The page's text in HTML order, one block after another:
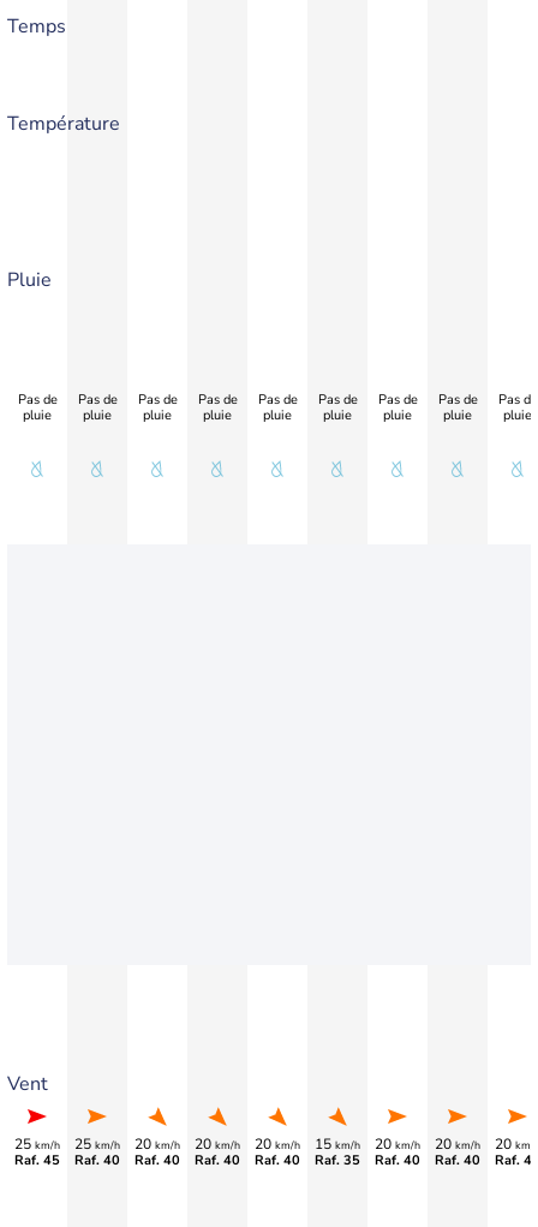
Temps
Température
Pluie
Vent
Pas de
pluie
25 km/h
Raf. 45
Pas de
pluie
25 km/h
Raf. 40
Pas de
pluie
20 km/h
Raf. 40
Pas de
pluie
20 km/h
Raf. 40
Pas de
pluie
20 km/h
Raf. 40
Pas de
pluie
15 km/h
Raf. 35
Pas de
pluie
20 km/h
Raf. 40
Pas de
pluie
20 km/h
Raf. 40
Pas de
pluie
20 km/
Raf.